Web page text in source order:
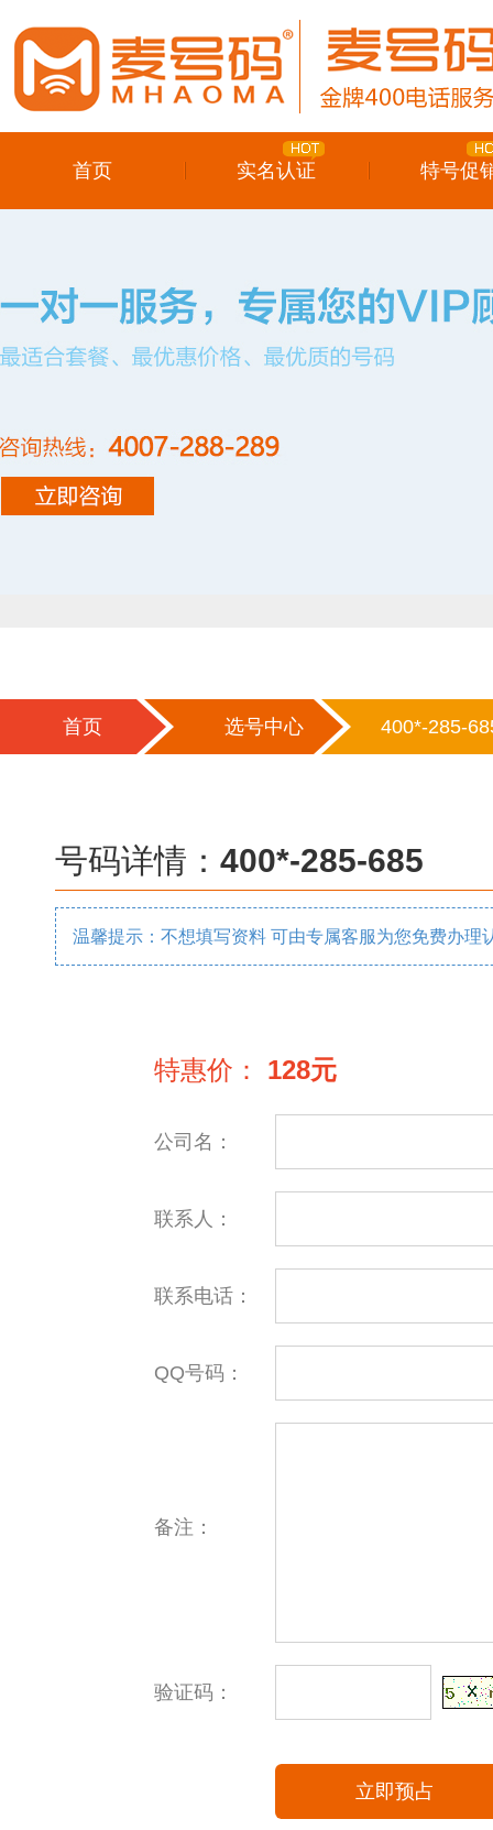
首页 实名认证 特号促
首页 选号中心 400*-285-
号码详情： 400*-285-685
温馨提示：不想填写资料 可由专属客服为您免费办理
特惠价： 128元
公司名：
联系人：
联系电话：
QQ号码：
备注：
验证码：